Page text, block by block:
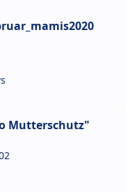
Mutterschutz"